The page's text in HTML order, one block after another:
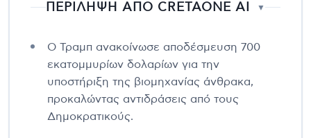
ΠΕΡΙΛΗΨΗ ΑΠΟ CRETAONE AI ▼
Ο Τραμπ ανακοίνωσε αποδέσμευση 700
εκατομμυρίων δολαρίων για την
υποστήριξη της βιομηχανίας άνθρακα,
προκαλώντας αντιδράσεις από τους
Δημοκρατικούς.